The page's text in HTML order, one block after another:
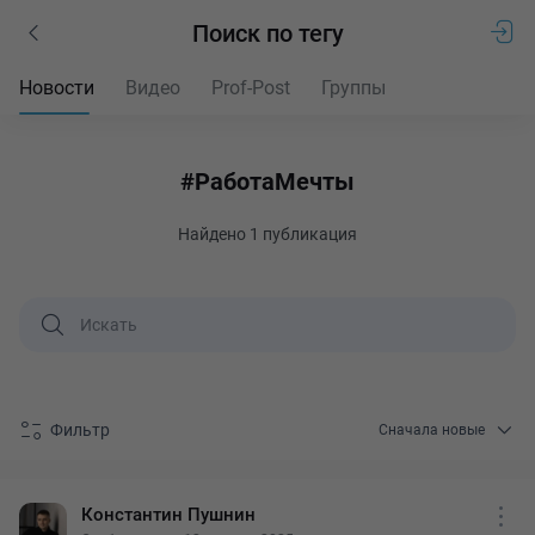
Поиск по тегу
Новости Видео Prof-Post Группы
#РаботаМечты
Найдено 1 публикация
Фильтр Сначала новые
Константин Пушнин